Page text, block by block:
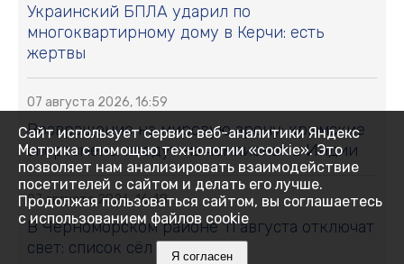
Украинский БПЛА ударил по
многоквартирному дому в Керчи: есть
жертвы
07 августа 2026, 16:59
Возвращение на мировую арену: крымские
спортсмены поедут на чемпионат в Индии
07 августа 2026, 16:48
В Черноморском районе 11 августа отключат
свет: список сёл и улиц
Сайт использует сервис веб-аналитики Яндекс
Метрика с помощью технологии «cookie». Это
позволяет нам анализировать взаимодействие
посетителей с сайтом и делать его лучше.
Продолжая пользоваться сайтом, вы соглашаетесь
с использованием файлов cookie
Я согласен